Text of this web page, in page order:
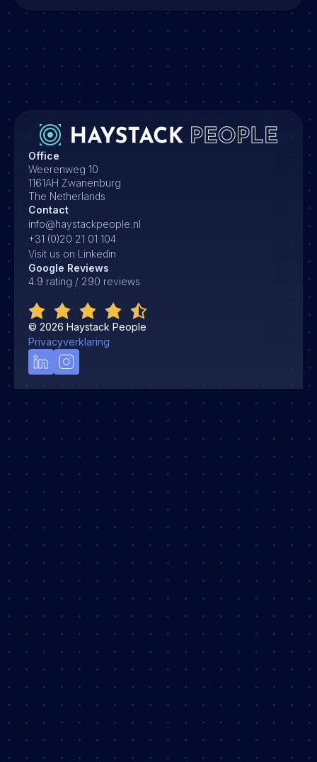
Office
Weerenweg 10
1161AH Zwanenburg
The Netherlands
Contact
info@haystackpeople.nl
+31 (0)20 21 01 104
Visit us on Linkedin
Google Reviews
4.9 rating / 290 reviews
© 2026 Haystack People
Privacyverklaring